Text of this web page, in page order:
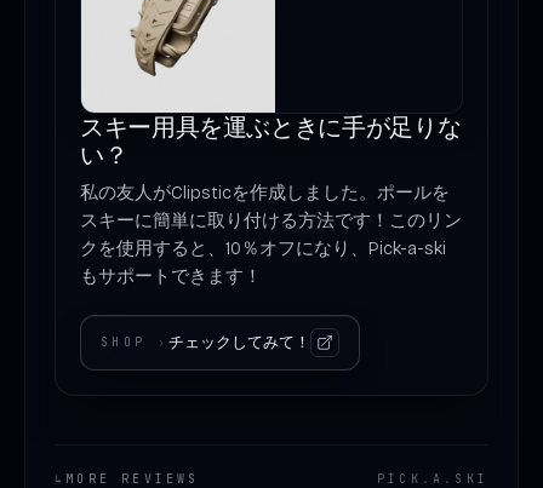
スキー用具を運ぶときに手が足りな
い？
私の友人がClipsticを作成しました。ポールを
スキーに簡単に取り付ける方法です！このリン
クを使用すると、10％オフになり、Pick-a-ski
もサポートできます！
SHOP ›チェックしてみて！
↳ MORE REVIEWS PICK . A . SKI